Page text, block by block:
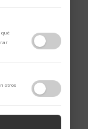
anónimos, lo que
y las
otros